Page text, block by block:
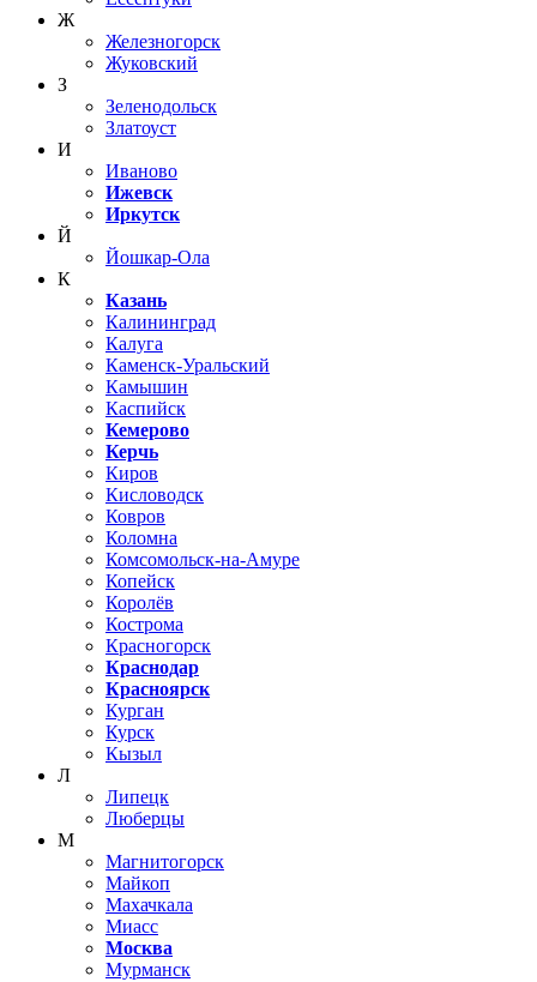
Ж
Железногорск
Жуковский
З
Зеленодольск
Златоуст
И
Иваново
Ижевск
Иркутск
Й
Йошкар-Ола
К
Казань
Калининград
Калуга
Каменск-Уральский
Камышин
Каспийск
Кемерово
Керчь
Киров
Кисловодск
Ковров
Коломна
Комсомольск-на-Амуре
Копейск
Королёв
Кострома
Красногорск
Краснодар
Красноярск
Курган
Курск
Кызыл
Л
Липецк
Люберцы
М
Магнитогорск
Майкоп
Махачкала
Миасс
Москва
Мурманск